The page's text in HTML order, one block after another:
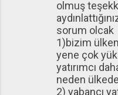
olmuş
sorum olcak
1)bizim
yene çok
yatırımcı
neden
2) yabancı